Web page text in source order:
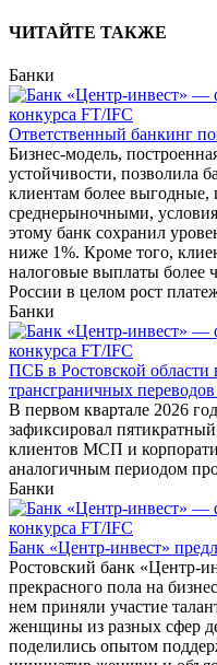
ЧИТАЙТЕ ТАКЖЕ
Банки
Ответственный банкинг
Бизнес-модель,
устойчивости, позволила
клиентам более выгодные,
среднерыночными,
этому банк сохранил
ниже 1%. Кроме того,
налоговые выплаты более
России в целом рост
Банки
ПСБ в Ростовской области
трансграничных переводов
В первом квартале 2026
зафиксировал
клиентов МСП и
аналогичным периодом
Банки
Банк «Центр-инвест»
Ростовский банк «Центр-
прекрасного пола на
нем приняли участие
женщины из разных сфер
поделились опытом